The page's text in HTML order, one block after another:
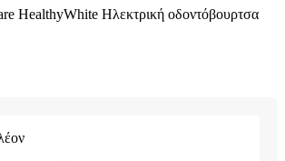
HealthyWhite Ηλεκτρική οδοντόβουρτσα